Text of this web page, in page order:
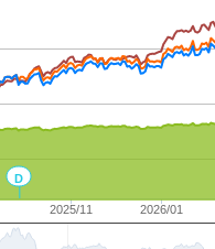
D
2025/11 2026/01